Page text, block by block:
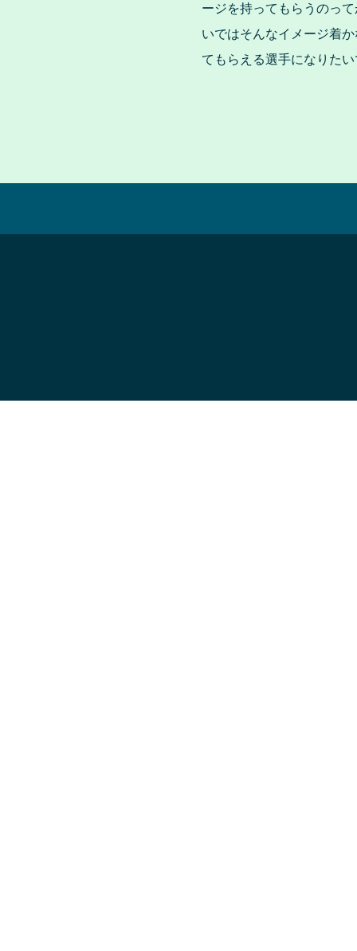
ージを持ってもらうのっ
いではそんなイメージ着
てもらえる選手になりた